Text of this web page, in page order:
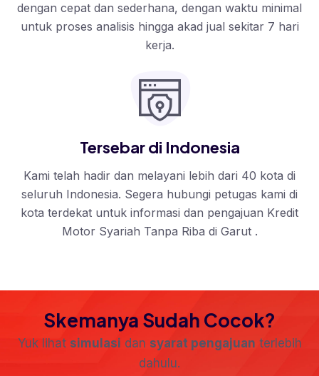
dengan cepat dan sederhana, dengan waktu minimal
untuk proses analisis hingga akad jual sekitar 7 hari
kerja.
Tersebar di Indonesia
Kami telah hadir dan melayani lebih dari 40 kota di
seluruh Indonesia. Segera hubungi petugas kami di
kota terdekat untuk informasi dan pengajuan Kredit
Motor Syariah Tanpa Riba di Garut .
Skemanya Sudah Cocok?
Yuk lihat simulasi dan syarat pengajuan terlebih
dahulu.